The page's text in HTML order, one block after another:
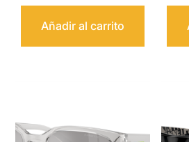
Añadir al carrito